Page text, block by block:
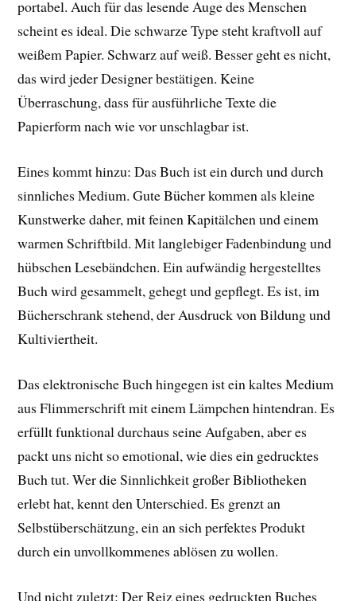
portabel. Auch für das lesende Auge des Menschen
scheint es ideal. Die schwarze Type steht kraftvoll auf
weißem Papier. Schwarz auf weiß. Besser geht es nicht,
das wird jeder Designer bestätigen. Keine
Überraschung, dass für ausführliche Texte die
Papierform nach wie vor unschlagbar ist.
Eines kommt hinzu: Das Buch ist ein durch und durch
sinnliches Medium. Gute Bücher kommen als kleine
Kunstwerke daher, mit feinen Kapitälchen und einem
warmen Schriftbild. Mit langlebiger Fadenbindung und
hübschen Lesebändchen. Ein aufwändig hergestelltes
Buch wird gesammelt, gehegt und gepflegt. Es ist, im
Bücherschrank stehend, der Ausdruck von Bildung und
Kultiviertheit.
Das elektronische Buch hingegen ist ein kaltes Medium
aus Flimmerschrift mit einem Lämpchen hintendran. Es
erfüllt funktional durchaus seine Aufgaben, aber es
packt uns nicht so emotional, wie dies ein gedrucktes
Buch tut. Wer die Sinnlichkeit großer Bibliotheken
erlebt hat, kennt den Unterschied. Es grenzt an
Selbstüberschätzung, ein an sich perfektes Produkt
durch ein unvollkommenes ablösen zu wollen.
Und nicht zuletzt: Der Reiz eines gedruckten Buches